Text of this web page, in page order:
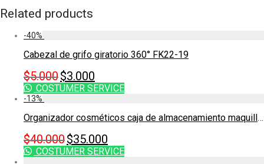
Related products
-40%
Cabezal de grifo giratorio 360° FK22-19
$5.000Original
price
$5.000.
$3.000
price
$3.000.
COSTUMER SERVICE
-13%
Organizador cosméticos caja de almacenamiento maquillaje JY116
$40.000Original
price
$35.000
price
COSTUMER SERVICE